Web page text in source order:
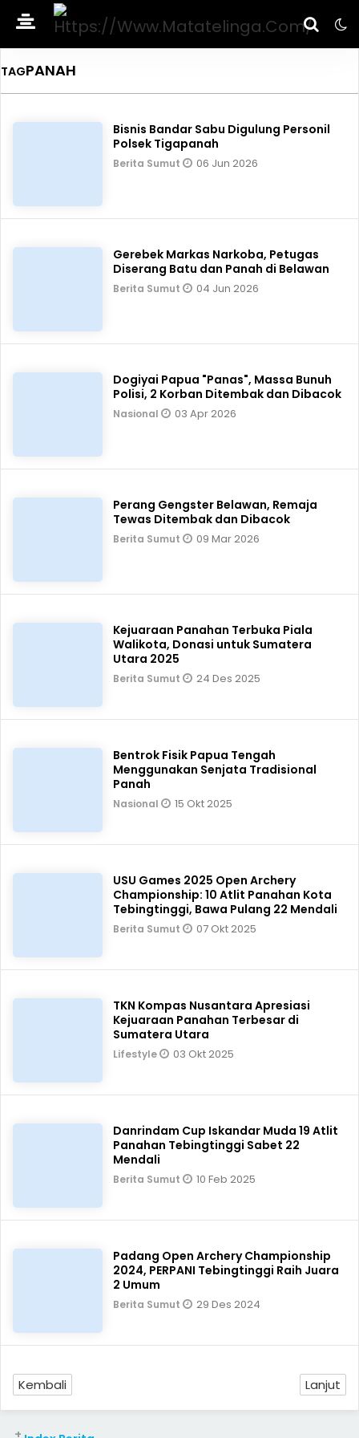
TAGPANAH
Bisnis Bandar Sabu Digulung Personil
Polsek Tigapanah
Berita Sumut 06 Jun 2026
Gerebek Markas Narkoba, Petugas
Diserang Batu dan Panah di Belawan
Berita Sumut 04 Jun 2026
Dogiyai Papua "Panas", Massa Bunuh
Polisi, 2 Korban Ditembak dan Dibacok
Nasional 03 Apr 2026
Perang Gengster Belawan, Remaja
Tewas Ditembak dan Dibacok
Berita Sumut 09 Mar 2026
Kejuaraan Panahan Terbuka Piala
Walikota, Donasi untuk Sumatera
Utara 2025
Berita Sumut 24 Des 2025
Bentrok Fisik Papua Tengah
Menggunakan Senjata Tradisional
Panah
Nasional 15 Okt 2025
USU Games 2025 Open Archery
Championship: 10 Atlit Panahan Kota
Tebingtinggi, Bawa Pulang 22 Mendali
Berita Sumut 07 Okt 2025
TKN Kompas Nusantara Apresiasi
Kejuaraan Panahan Terbesar di
Sumatera Utara
Lifestyle 03 Okt 2025
Danrindam Cup Iskandar Muda 19 Atlit
Panahan Tebingtinggi Sabet 22
Mendali
Berita Sumut 10 Feb 2025
Padang Open Archery Championship
2024, PERPANI Tebingtinggi Raih Juara
2 Umum
Berita Sumut 29 Des 2024
Kembali Lanjut
+